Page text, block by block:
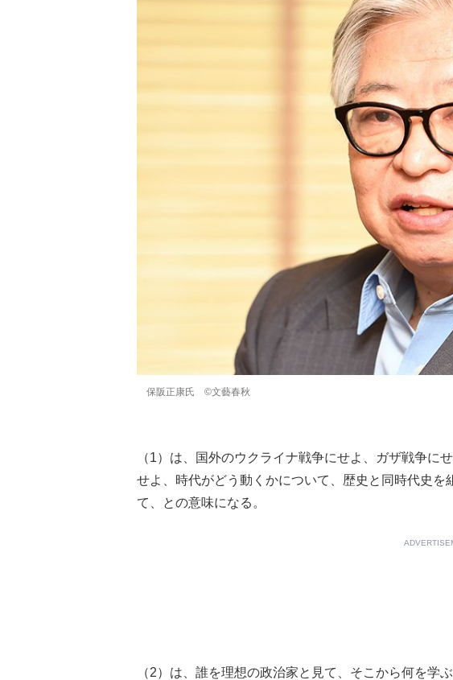
保阪正康氏 ©文藝春秋
（1）は、国外のウクライナ戦争にせよ、ガザ戦争に
せよ、時代がどう動くかについて、歴史と同時代史
て、との意味になる。
（2）は、誰を理想の政治家と見て、そこから何を学